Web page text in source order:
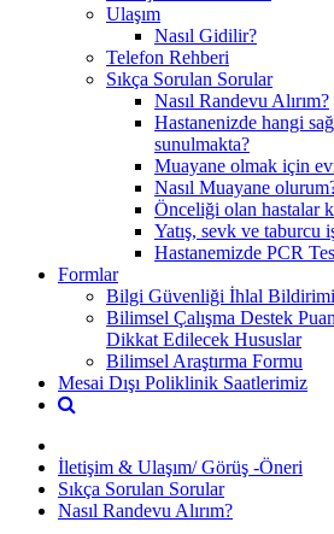
Ulaşım
Nasıl Gidilir?
Telefon Rehberi
Sıkça Sorulan Sorular
Nasıl Randevu Alırım?
Hastanenizde hangi
sunulmakta?
Muayane olmak için
Nasıl Muayane
Önceliği olan hastalar
Yatış, sevk ve taburcu
Hastanemizde PCR
Formlar
Bilgi Güvenliği İhlal Bildirimi
Bilimsel Çalışma Destek
Dikkat Edilecek Hususlar
Bilimsel Araştırma Formu
Mesai Dışı Poliklinik Saatlerimiz
İletişim & Ulaşım/ Görüş -Öneri
Sıkça Sorulan Sorular
Nasıl Randevu Alırım?